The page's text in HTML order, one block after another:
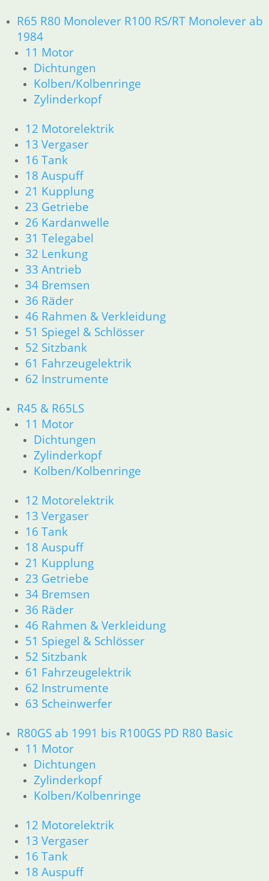
R65 R80 Monolever R100 RS/RT Monolever ab
1984
11 Motor
Dichtungen
Kolben/Kolbenringe
Zylinderkopf
12 Motorelektrik
13 Vergaser
16 Tank
18 Auspuff
21 Kupplung
23 Getriebe
26 Kardanwelle
31 Telegabel
32 Lenkung
33 Antrieb
34 Bremsen
36 Räder
46 Rahmen & Verkleidung
51 Spiegel & Schlösser
52 Sitzbank
61 Fahrzeugelektrik
62 Instrumente
R45 & R65LS
11 Motor
Dichtungen
Zylinderkopf
Kolben/Kolbenringe
12 Motorelektrik
13 Vergaser
16 Tank
18 Auspuff
21 Kupplung
23 Getriebe
34 Bremsen
36 Räder
46 Rahmen & Verkleidung
51 Spiegel & Schlösser
52 Sitzbank
61 Fahrzeugelektrik
62 Instrumente
63 Scheinwerfer
R80GS ab 1991 bis R100GS PD R80 Basic
11 Motor
Dichtungen
Zylinderkopf
Kolben/Kolbenringe
12 Motorelektrik
13 Vergaser
16 Tank
18 Auspuff
34 Bremsen
36 Räder
46 Rahmen & Verkleidung
51 Spiegel & Schlösser
52 Sitzbank
61 Fahrzeugelektrik
62 Instrumente
R65 R80 Monolever R100 RS/RT Monolever ab 1984
11 Motor
Dichtungen
Kolben/Kolbenringe
Zylinderkopf
12 Motorelektrik
13 Vergaser
16 Tank
18 Auspuff
21 Kupplung
23 Getriebe
26 Kardanwelle
31 Telegabel
32 Lenkung
33 Antrieb
34 Bremsen
36 Räder
46 Rahmen & Verkleidung
51 Spiegel & Schlösser
61 Fahrzeugelektrik
62 Instrumente
R45 & R65LS
11 Motor
Dichtungen
Zylinderkopf
12 Motorelektrik
13 Vergaser
16 Tank
18 Auspuff
21 Kupplung
23 Getriebe
34 Bremsen
36 Räder
46 Rahmen & Verkleidung
51 Spiegel & Schlösser
52 Sitzbank
61 Fahrzeugelektrik
62 Instrumente
63 Scheinwerfer
R80GS ab 1991 bis R100GS PD R80 Basic
11 Motor
Zylinderkopf
Kolben/Kolbenringe
12 Motorelektrik
13 Vergaser
16 Tank
21 Kupplung
23 Getriebe
31 Telegabel
26 Kardanwelle
32 Lenkung